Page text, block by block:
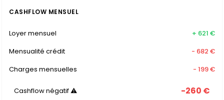
CASHFLOW MENSUEL
Loyer mensuel
+ 621 €
Mensualité crédit
- 682 €
Charges mensuelles
- 199 €
Cashflow négatif ⚠ -260 €